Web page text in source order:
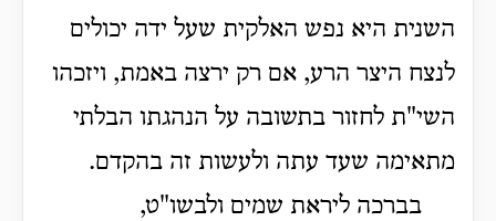
השנית היא נפש האלקית שעל ידה יכולים
לנצח היצר הרע, אם רק ירצה באמת, ויזכהו
השי"ת לחזור בתשובה על הנהגתו הבלתי
מתאימה שעד עתה ולעשות זה בהקדם.
בברכה ליראת שמים ולבשו"ט,